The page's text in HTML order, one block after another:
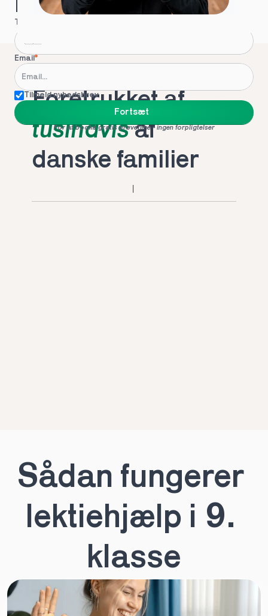
Hvordan kontakter vi dig?
Telefon
Email*
Tilmeld nyhedsbrev
Fortsæt
For at booke gratis prøvetime - ingen forpligtelser
Foretrukket af
tusindvis af
danske familier
Sådan fungerer
lektiehjælp i 9.
klasse